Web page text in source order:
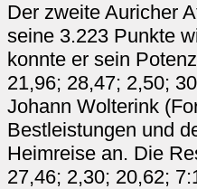
Der zweite Auricher
seine 3.223 Punkte
konnte er sein
21,96; 28,47; 2,50;
Johann Wolterink
Bestleistungen und
Heimreise an. Die
27,46; 2,30; 20,62;